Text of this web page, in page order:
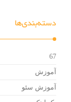
دسته‌بندی‌ها
67
آموزش
آموزش سئو